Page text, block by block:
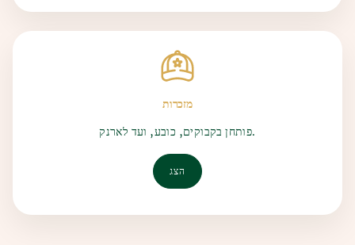
מזכרות
פותחן בקבוקים, כובע, ועד לארנק.
הצג